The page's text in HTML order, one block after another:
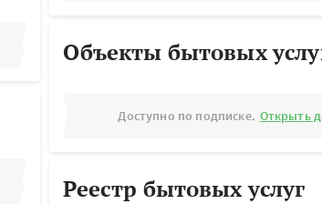
Объекты бытовых
Доступно по подписке. Открыть
Реестр бытовых услуг